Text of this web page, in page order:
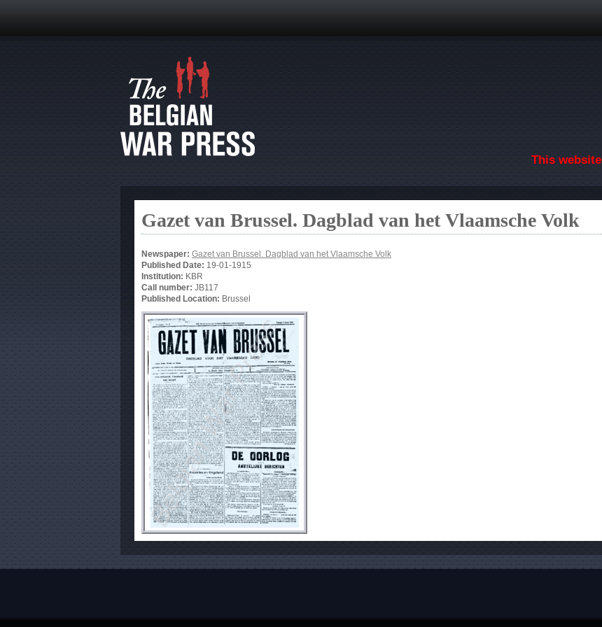
This website
Gazet van Brussel. Dagblad van het Vlaamsche Volk
Newspaper: Gazet van Brussel. Dagblad van het Vlaamsche Volk
Published Date: 19-01-1915
Institution: KBR
Call number: JB117
Published Location: Brussel